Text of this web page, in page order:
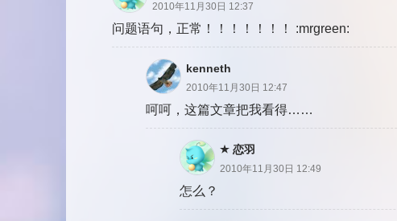
2010年11月30日 12:37
问题语句，正常！！！！！！！ :mrgreen:
kenneth
2010年11月30日 12:47
呵呵，这篇文章把我看得……
恋羽
2010年11月30日 12:49
怎么？